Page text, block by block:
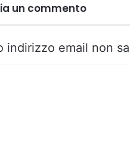
un commento
indirizzo email non